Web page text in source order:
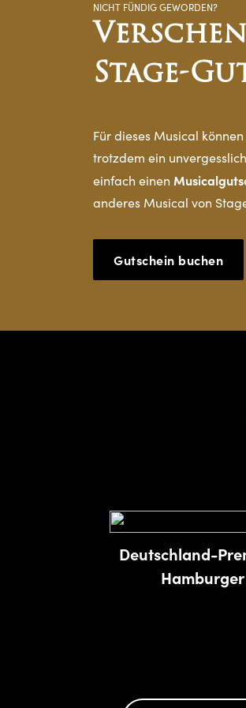
NICHT FÜNDIG GEWORDEN?
Stage-
Für dieses Musical
trotzdem ein
einfach einen
anderes Musical von
Gutschein buchen
Deutschland-